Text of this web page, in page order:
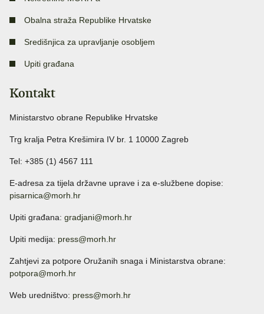
Obalna straža Republike Hrvatske
Središnjica za upravljanje osobljem
Upiti građana
Kontakt
Ministarstvo obrane Republike Hrvatske
Trg kralja Petra Krešimira IV br. 1 10000 Zagreb
Tel: +385 (1) 4567 111
E-adresa za tijela državne uprave i za e-službene dopise:
pisarnica@morh.hr
Upiti građana: gradjani@morh.hr
Upiti medija: press@morh.hr
Zahtjevi za potpore Oružanih snaga i Ministarstva obrane:
potpora@morh.hr
Web uredništvo: press@morh.hr